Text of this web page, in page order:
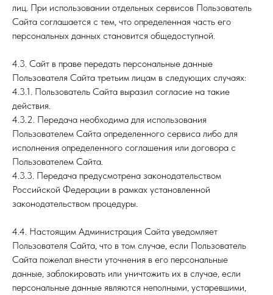
лиц. При использовании отдельных сервисов Пользователь
Сайта соглашается с тем, что определенная часть его
персональных данных становится общедоступной.
4.3. Сайт в праве передать персональные данные
Пользователя Сайта третьим лицам в следующих случаях:
4.3.1. Пользователь Сайта выразил согласие на такие
действия.
4.3.2. Передача необходима для использования
Пользователем Сайта определенного сервиса либо для
исполнения определенного соглашения или договора с
Пользователем Сайта.
4.3.3. Передача предусмотрена законодательством
Российской Федерации в рамках установленной
законодательством процедуры.
4.4. Настоящим Администрация Сайта уведомляет
Пользователя Сайта, что в том случае, если Пользователь
Сайта пожелал внести уточнения в его персональные
данные, заблокировать или уничтожить их в случае, если
персональные данные являются неполными, устаревшими,